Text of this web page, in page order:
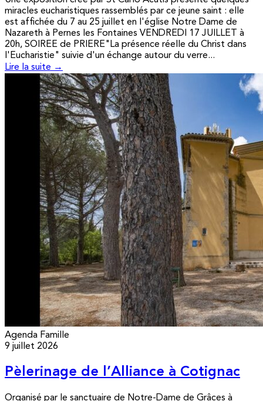
miracles eucharistiques rassemblés par ce jeune saint : elle
est affichée du 7 au 25 juillet en l'église Notre Dame de
Nazareth à Pernes les Fontaines VENDREDI 17 JUILLET à
20h, SOIREE de PRIERE"La présence réelle du Christ dans
l'Eucharistie" suivie d'un échange autour du verre...
Lire la suite →
Agenda Famille
9 juillet 2026
Pèlerinage de l’Alliance à Cotignac
Organisé par le sanctuaire de Notre-Dame de Grâces à